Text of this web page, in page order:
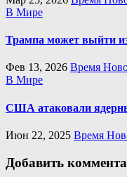
В Мире
Трампа может выйти
Фев 13, 2026 Время
В Мире
США атаковали
Июн 22, 2025 Время
Добавить